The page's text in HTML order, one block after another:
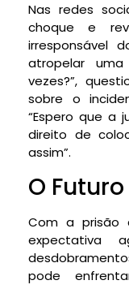
Nas redes
choque e
irresponsável
atropelar
vezes?”,
sobre o
“Espero que a
direito de
assim”.
O
Com a prisão
expectativa
pode